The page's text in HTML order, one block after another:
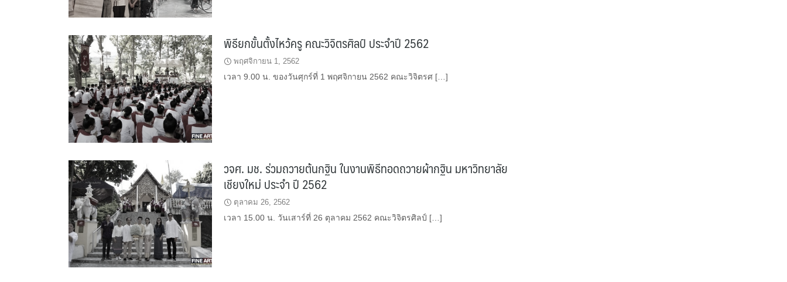
พิธียกขั้นตั้งไหว้ครู คณะวิจิตรศิลป์ ประจำปี 2562
พฤศจิกายน 1, 2562
เวลา 9.00 น. ของวันศุกร์ที่ 1 พฤศจิกายน 2562 คณะวิจิตรศ […]
วจศ. มช. ร่วมถวายต้นกฐิน ในงานพิธีทอดถวายผ้ากฐิน มหาวิทยาลัย
เชียงใหม่ ประจำ ปี 2562
ตุลาคม 26, 2562
เวลา 15.00 น. วันเสาร์ที่ 26 ตุลาคม 2562 คณะวิจิตรศิลป์ […]